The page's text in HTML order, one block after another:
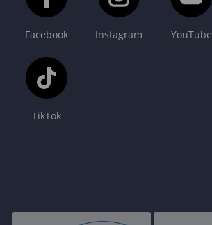
Facebook Instagram YouTube
TikTok